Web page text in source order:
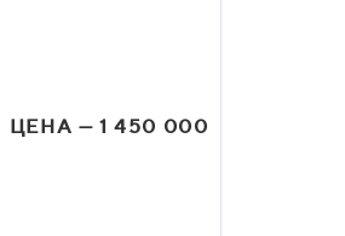
ЦЕНА — 1 450 000